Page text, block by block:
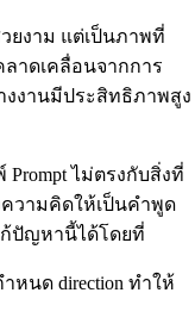
ยงาม แต่เป็นภาพที่
าดเคลื่อนจากการ
งงานมีประสิทธิภาพสูง
ไม่ตรงกับสิ่งที่
วามคิดให้เป็นคำพูด
ก้ปัญหานี้ได้โดยที่
หนด direction ทำให้